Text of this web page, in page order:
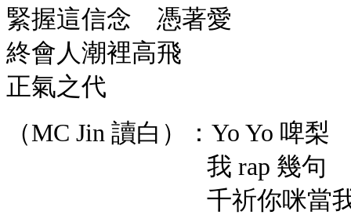
緊握這信念 憑著愛
終會人潮裡高飛
正氣之代
（MC Jin 讀白）：Yo Yo 啤
我 rap 幾句 即
千祈你咪當我發